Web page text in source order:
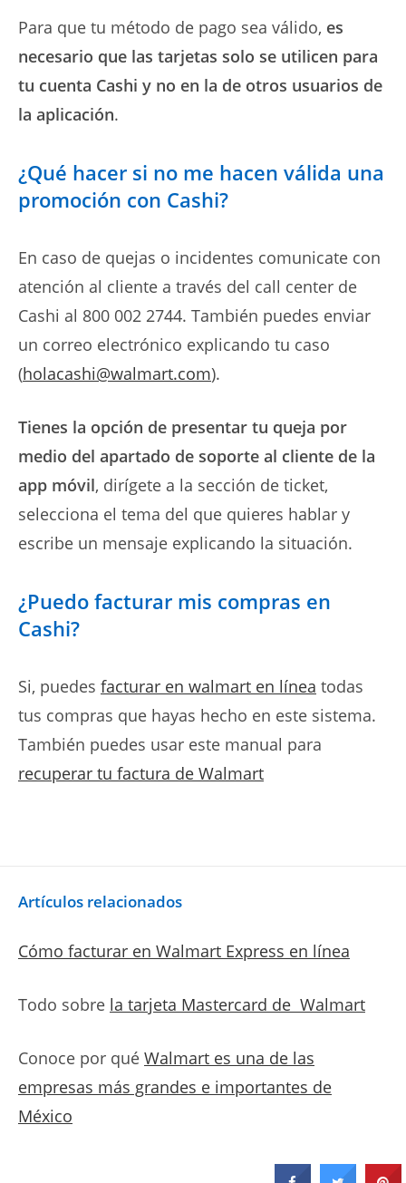
Para que tu método de pago sea válido, es
necesario que las tarjetas solo se utilicen para
tu cuenta Cashi y no en la de otros usuarios de
la aplicación.
¿Qué hacer si no me hacen válida una
promoción con Cashi?
En caso de quejas o incidentes comunicate con
atención al cliente a través del call center de
Cashi al 800 002 2744. También puedes enviar
un correo electrónico explicando tu caso
(holacashi@walmart.com).
Tienes la opción de presentar tu queja por
medio del apartado de soporte al cliente de la
app móvil, dirígete a la sección de ticket,
selecciona el tema del que quieres hablar y
escribe un mensaje explicando la situación.
¿Puedo facturar mis compras en
Cashi?
Si, puedes facturar en walmart en línea todas
tus compras que hayas hecho en este sistema.
También puedes usar este manual para
recuperar tu factura de Walmart
Artículos relacionados
Cómo facturar en Walmart Express en línea
Todo sobre la tarjeta Mastercard de Walmart
Conoce por qué Walmart es una de las
empresas más grandes e importantes de
México